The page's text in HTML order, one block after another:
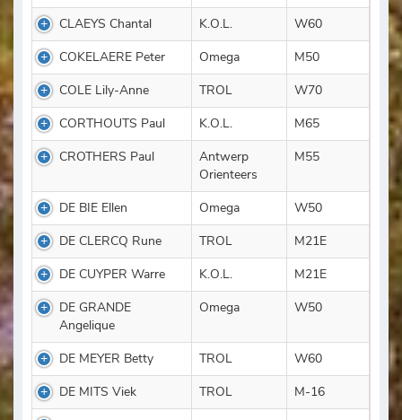
CLAEYS Chantal K.O.L.
W60
COKELAERE Peter
Omega
M50
COLE Lily-Anne
TROL
W70
CORTHOUTS Paul
K.O.L.
M65
CROTHERS Paul
Antwerp
Orienteers
M55
DE BIE Ellen Omega
W50
DE CLERCQ Rune
TROL
M21E
DE CUYPER Warre
K.O.L.
M21E
DE GRANDE
Angelique
Omega W50
DE MEYER Betty TROL
W60
DE MITS Viek
TROL
M-16